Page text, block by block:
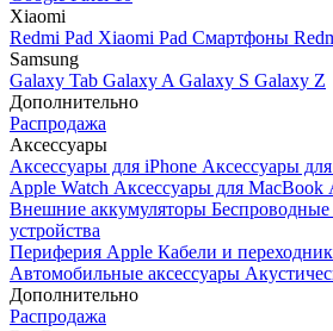
Xiaomi
Redmi Pad Xiaomi Pad Смартфоны
Samsung
Galaxy Tab Galaxy A Galaxy S Galaxy Z
Дополнительно
Распродажа
Аксессуары
Аксессуары для iPhone Аксессуары
Apple Watch Аксессуары для MacBook
Внешние аккумуляторы Беспроводные
устройства
Периферия Apple Кабели и
Автомобильные аксессуары
Дополнительно
Распродажа